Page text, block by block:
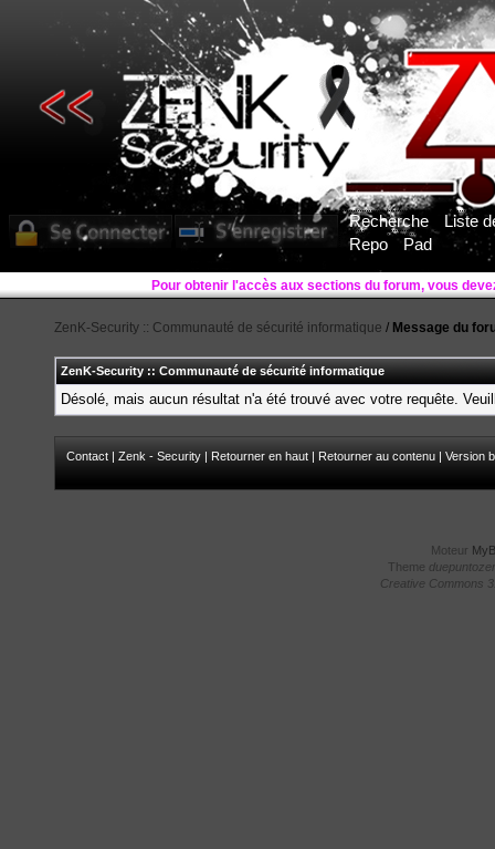
Recherche
Liste
Repo
Pad
ZenK-Security :: Communauté de sécurité informatique / Message du
ZenK-Security :: Communauté de sécurité informatique
Désolé, mais aucun résultat n'a été trouvé avec votre requête.
Contact | Zenk - Security | Retourner en haut | Retourner au contenu | Version
Moteur
Theme
Creative Commons